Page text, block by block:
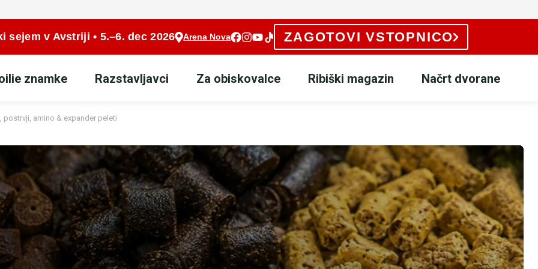
sejem v Avstriji • 5.–6. dec 2026 Arena Nova ZAGOTOVI VSTOPNICO
znamke Razstavljavci Za obiskovalce Ribiški magazin Načrt dvorane
postrvji, amino & expander peleti